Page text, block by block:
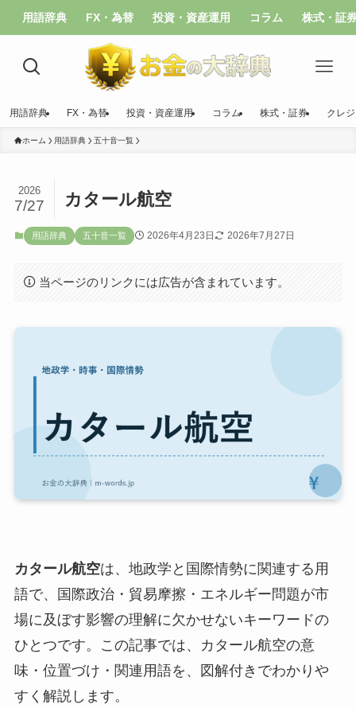
用語辞典 FX・為替 投資・資産運用 コラム 株式・証
用語辞典 FX・為替 投資・資産運用 コラム 株式・証券 クレ
ホーム 用語辞典 五十音一覧
カタール航空
2026
7/27
用語辞典 五十音一覧 2026年4月23日 2026年7月27日
当ページのリンクには広告が含まれています。
カタール航空は、地政学と国際情勢に関連する用
語で、国際政治・貿易摩擦・エネルギー問題が市
場に及ぼす影響の理解に欠かせないキーワードの
ひとつです。この記事では、カタール航空の意
味・位置づけ・関連用語を、図解付きでわかりや
すく解説します。